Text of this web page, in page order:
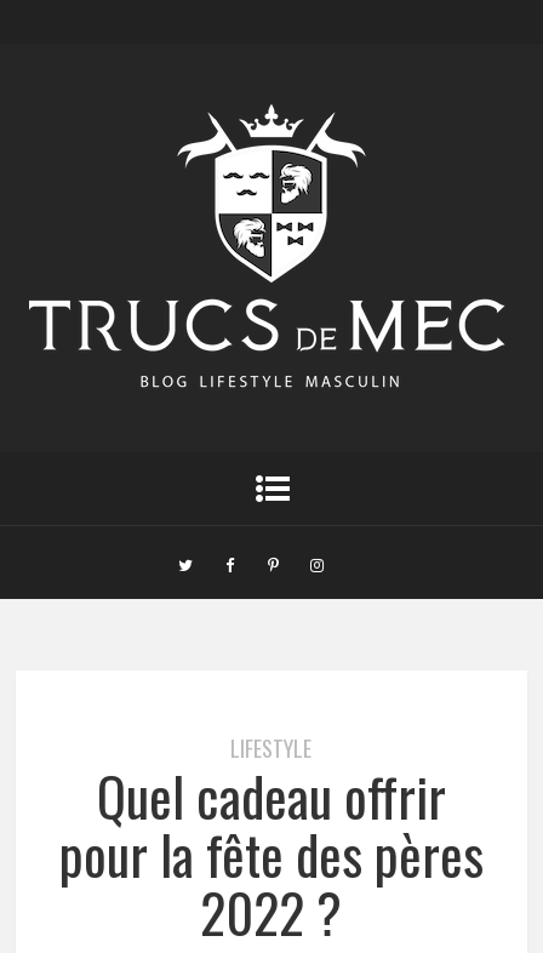
LIFESTYLE
Quel cadeau offrir
pour la fête des pères
2022 ?